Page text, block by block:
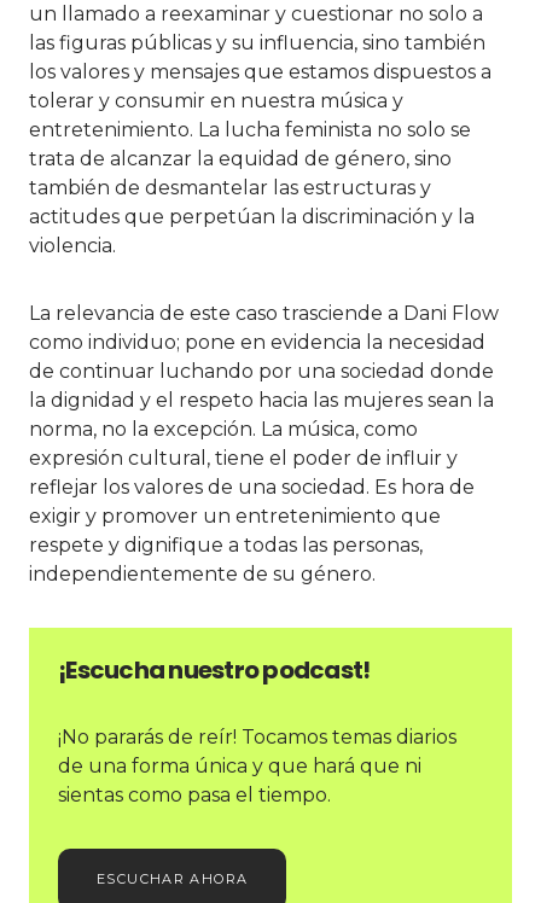
un llamado a reexaminar y cuestionar no solo a
las figuras públicas y su influencia, sino también
los valores y mensajes que estamos dispuestos a
tolerar y consumir en nuestra música y
entretenimiento. La lucha feminista no solo se
trata de alcanzar la equidad de género, sino
también de desmantelar las estructuras y
actitudes que perpetúan la discriminación y la
violencia.
La relevancia de este caso trasciende a Dani Flow
como individuo; pone en evidencia la necesidad
de continuar luchando por una sociedad donde
la dignidad y el respeto hacia las mujeres sean la
norma, no la excepción. La música, como
expresión cultural, tiene el poder de influir y
reflejar los valores de una sociedad. Es hora de
exigir y promover un entretenimiento que
respete y dignifique a todas las personas,
independientemente de su género.
¡Escucha nuestro podcast!
¡No pararás de reír! Tocamos temas diarios
de una forma única y que hará que ni
sientas como pasa el tiempo.
ESCUCHAR AHORA